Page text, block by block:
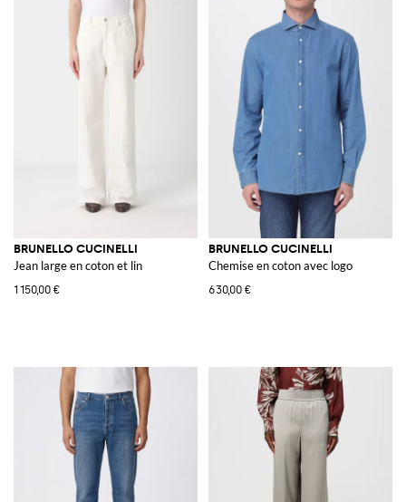
BRUNELLO CUCINELLI
Jean large en coton et lin
1 150,00 €
BRUNELLO CUCINELLI
Chemise en coton avec logo
630,00 €